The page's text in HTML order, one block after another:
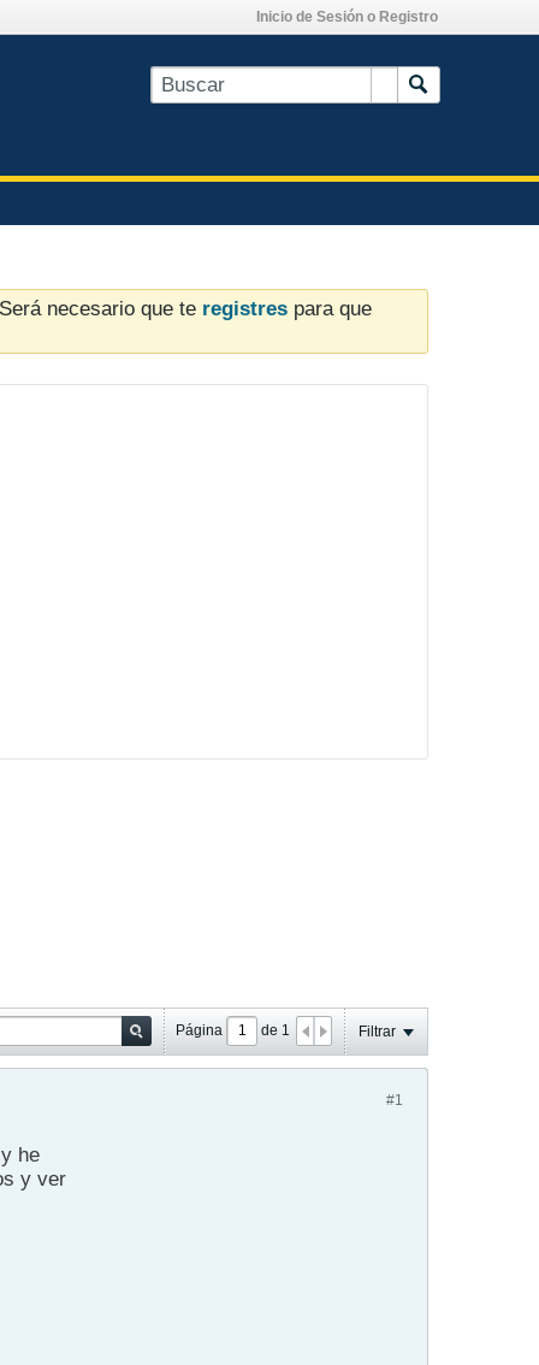
Inicio de Sesión o Registro
necesario que te registres para que
Página de 1 Filtrar
#1
he
y ver